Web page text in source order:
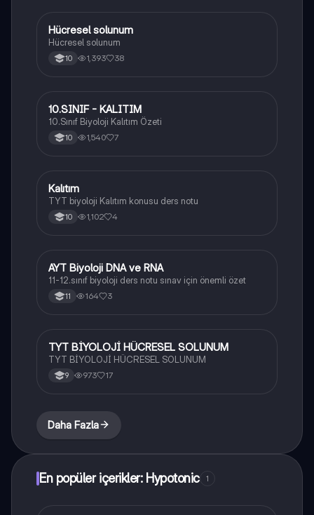
Biyoloji
Hücresel solunum
Hücresel solunum
10 1,393 38
Biyoloji
10.SINIF - KALITIM
10.Sınıf Biyoloji Kalıtım Özeti
10 1,540 7
Biyoloji
Kalıtım
TYT biyoloji Kalıtım konusu ders notu
10 1,102 4
Biyoloji
AYT Biyoloji DNA ve RNA
11-12.sınıf biyoloji ders notu sınav için önemli özet
11 164 3
Biyoloji
TYT BİYOLOJİ HÜCRESEL SOLUNUM
TYT BİYOLOJİ HÜCRESEL SOLUNUM
9 973 17
Daha Fazla
En popüler içerikler: Hypotonic 1